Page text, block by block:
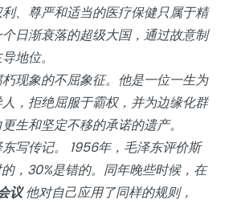
、尊严和适当的医疗保健只属于精
日渐衰落的超级大国，通过故意制
地位。
现象的不屈象征。他是一位一生为
，拒绝屈服于霸权，并为边缘化群
生和坚定不移的承诺的遗产。
写传记。 1956年，毛泽东评价斯
，30%是错的。同年晚些时候，在
议他对自己应用了同样的规则，